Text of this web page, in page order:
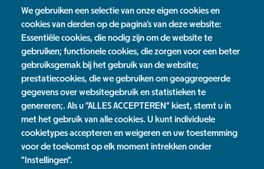
We gebruiken een selectie van onze eigen cookies en
cookies van derden op de pagina's van deze website:
Essentiële cookies, die nodig zijn om de website te
gebruiken; functionele cookies, die zorgen voor een beter
gebruiksgemak bij het gebruik van de website;
prestatiecookies, die we gebruiken om geaggregeerde
gegevens over websitegebruik en statistieken te
genereren;. Als u "ALLES ACCEPTEREN" kiest, stemt u in
met het gebruik van alle cookies. U kunt individuele
cookietypes accepteren en weigeren en uw toestemming
voor de toekomst op elk moment intrekken onder
"Instellingen".
Zelf aan de slag